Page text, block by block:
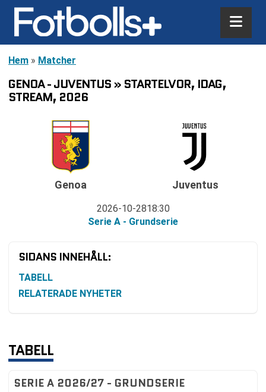
Hem » Matcher
GENOA - JUVENTUS » STARTELVOR, IDAG,
STREAM, 2026
Genoa
2026-10-2818:30
Serie A - Grundserie
Juventus
SIDANS INNEHÅLL:
TABELL
RELATERADE NYHETER
TABELL
SERIE A 2026/27 - GRUNDSERIE